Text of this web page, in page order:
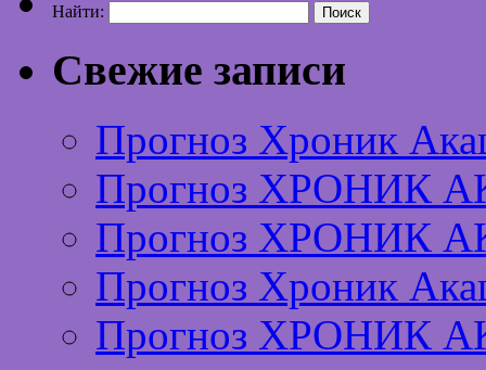
Найти:
Свежие записи
Прогноз Хроник
Прогноз ХРОНИК
Прогноз ХРОНИК
Прогноз Хроник
Прогноз ХРОНИК